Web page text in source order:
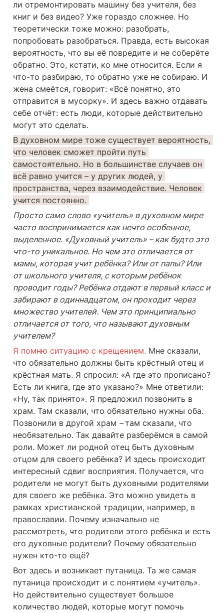
ли отремонтировать машину без учителя, без
книг и без видео? Уже гораздо сложнее. Но
теоретически тоже можно: разобрать,
попробовать разобраться. Правда, есть высокая
вероятность, что вы её повредите и не соберёте
обратно. Это, кстати, ко мне относится. Если я
что-то разбираю, то обратно уже не собираю. И
жена смеётся, говорит: «Всё понятно, это
отправится в мусорку». И здесь важно отдавать
себе отчёт: есть люди, которые действительно
могут это сделать.
В духовном мире тоже существует вероятность,
что человек сможет пройти путь
самостоятельно. Но в большинстве случаев он
всё равно учится – у других людей, у
пространства, через взаимодействие. Человек
учится постоянно.
Просто само слово «учитель» в духовном мире
часто воспринимается как нечто особенное,
выделенное. «Духовный учитель» – как будто это
что-то уникальное. Но чем это отличается от
мамы, которая учит ребёнка? Или от папы? Или
от школьного учителя, с которым ребёнок
проводит годы? Ребёнка отдают в первый класс и
забирают в одиннадцатом, он проходит через
множество учителей. Чем это принципиально
отличается от того, что называют духовным
учителем?
Я помню ситуацию с крещением. Мне сказали,
что обязательно должны быть крёстный отец и
крёстная мать. Я спросил: «А где это прописано?
Есть ли книга, где это указано?» Мне ответили:
«Ну, так принято». Я предложил позвонить в
храм. Там сказали, что обязательно нужны оба.
Позвонили в другой храм – там сказали, что
необязательно. Так давайте разберёмся в самой
роли. Может ли родной отец быть духовным
отцом для своего ребёнка? И здесь происходит
интересный сдвиг восприятия. Получается, что
родители не могут быть духовными родителями
для своего же ребёнка. Это можно увидеть в
рамках христианской традиции, например, в
православии. Почему изначально не
рассмотреть, что родители этого ребёнка и есть
его духовные родители? Почему обязательно
нужен кто-то ещё?
Вот здесь и возникает путаница. Та же самая
путаница происходит и с понятием «учитель».
Но действительно существует большое
количество людей, которые могут помочь